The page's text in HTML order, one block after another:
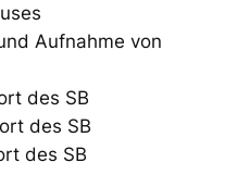
Aufnahme von
des SB
des SB
des SB